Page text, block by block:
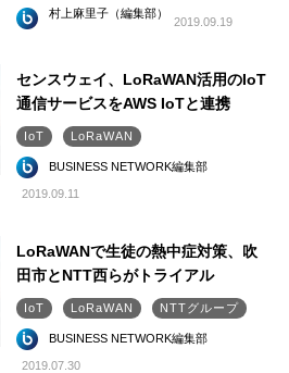
村上麻里子（編集部）
2019.09.19
センスウェイ、LoRaWAN活用のIoT
通信サービスをAWS IoTと連携
IoT LoRaWAN
BUSINESS NETWORK編集部
2019.09.11
LoRaWANで生徒の熱中症対策、吹
田市とNTT西らがトライアル
IoT LoRaWAN NTTグループ
BUSINESS NETWORK編集部
2019.07.30